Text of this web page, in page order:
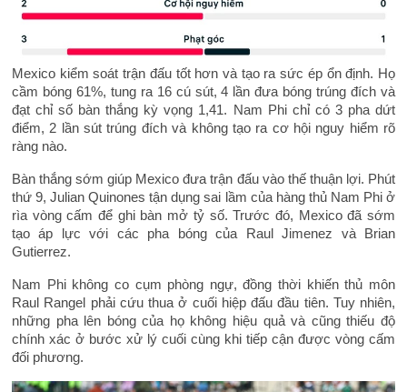
Mexico kiểm soát trận đấu tốt hơn và tạo ra sức ép ổn định. Họ
cầm bóng 61%, tung ra 16 cú sút, 4 lần đưa bóng trúng đích và
đạt chỉ số bàn thắng kỳ vọng 1,41. Nam Phi chỉ có 3 pha dứt
điểm, 2 lần sút trúng đích và không tạo ra cơ hội nguy hiểm rõ
ràng nào.
Bàn thắng sớm giúp Mexico đưa trận đấu vào thế thuận lợi. Phút
thứ 9, Julian Quinones tận dụng sai lầm của hàng thủ Nam Phi ở
rìa vòng cấm để ghi bàn mở tỷ số. Trước đó, Mexico đã sớm
tạo áp lực với các pha bóng của Raul Jimenez và Brian
Gutierrez.
Nam Phi không co cụm phòng ngự, đồng thời khiến thủ môn
Raul Rangel phải cứu thua ở cuối hiệp đấu đầu tiên. Tuy nhiên,
những pha lên bóng của họ không hiệu quả và cũng thiếu độ
chính xác ở bước xử lý cuối cùng khi tiếp cận được vòng cấm
đối phương.